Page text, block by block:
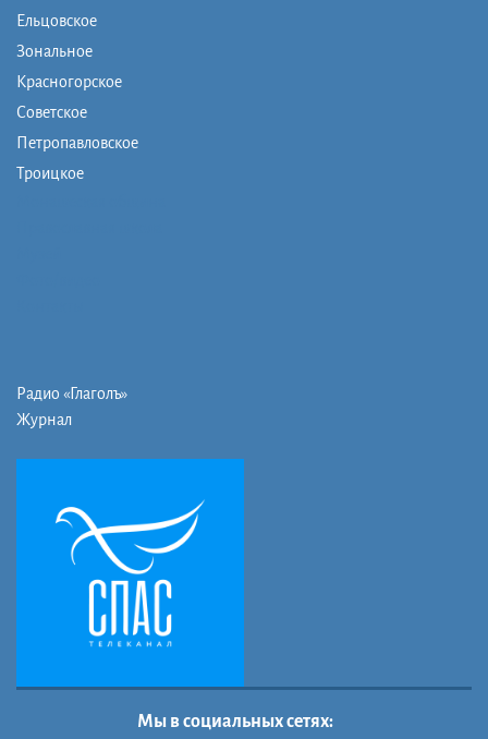
Ельцовское
Зональное
Красногорское
Советское
Петропавловское
Троицкое
Радио «Глаголъ»
Журнал
Мы в социальных сетях: